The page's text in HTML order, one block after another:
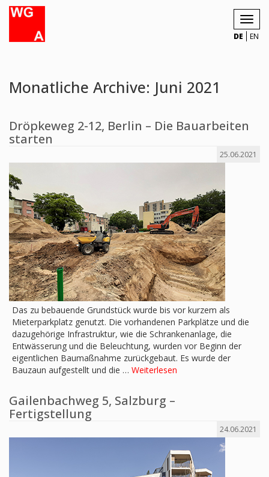
DE EN
Monatliche Archive: Juni 2021
Dröpkeweg 2-12, Berlin – Die Bauarbeiten
starten
25.06.2021
Das zu bebauende Grundstück wurde bis vor kurzem als
Mieterparkplatz genutzt. Die vorhandenen Parkplätze und die
dazugehörige Infrastruktur, wie die Schrankenanlage, die
Entwässerung und die Beleuchtung, wurden vor Beginn der
eigentlichen Baumaßnahme zurückgebaut. Es wurde der
Bauzaun aufgestellt und die … Weiterlesen
Gailenbachweg 5, Salzburg –
Fertigstellung
24.06.2021